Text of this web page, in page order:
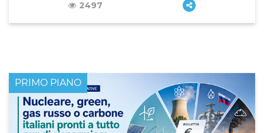
2497
PRIMO PIANO